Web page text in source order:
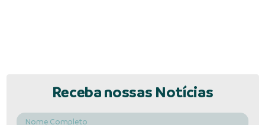
Receba nossas Notícias